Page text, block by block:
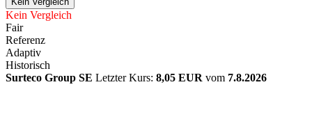
Kein Vergleich
Fair
Referenz
Adaptiv
Historisch
Surteco Group SE Letzter Kurs: 8,05 EUR vom 7.8.2026